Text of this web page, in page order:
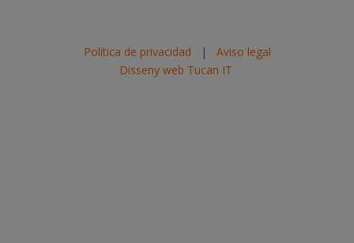
Política de privacidad | Aviso legal
Disseny web Tucan IT